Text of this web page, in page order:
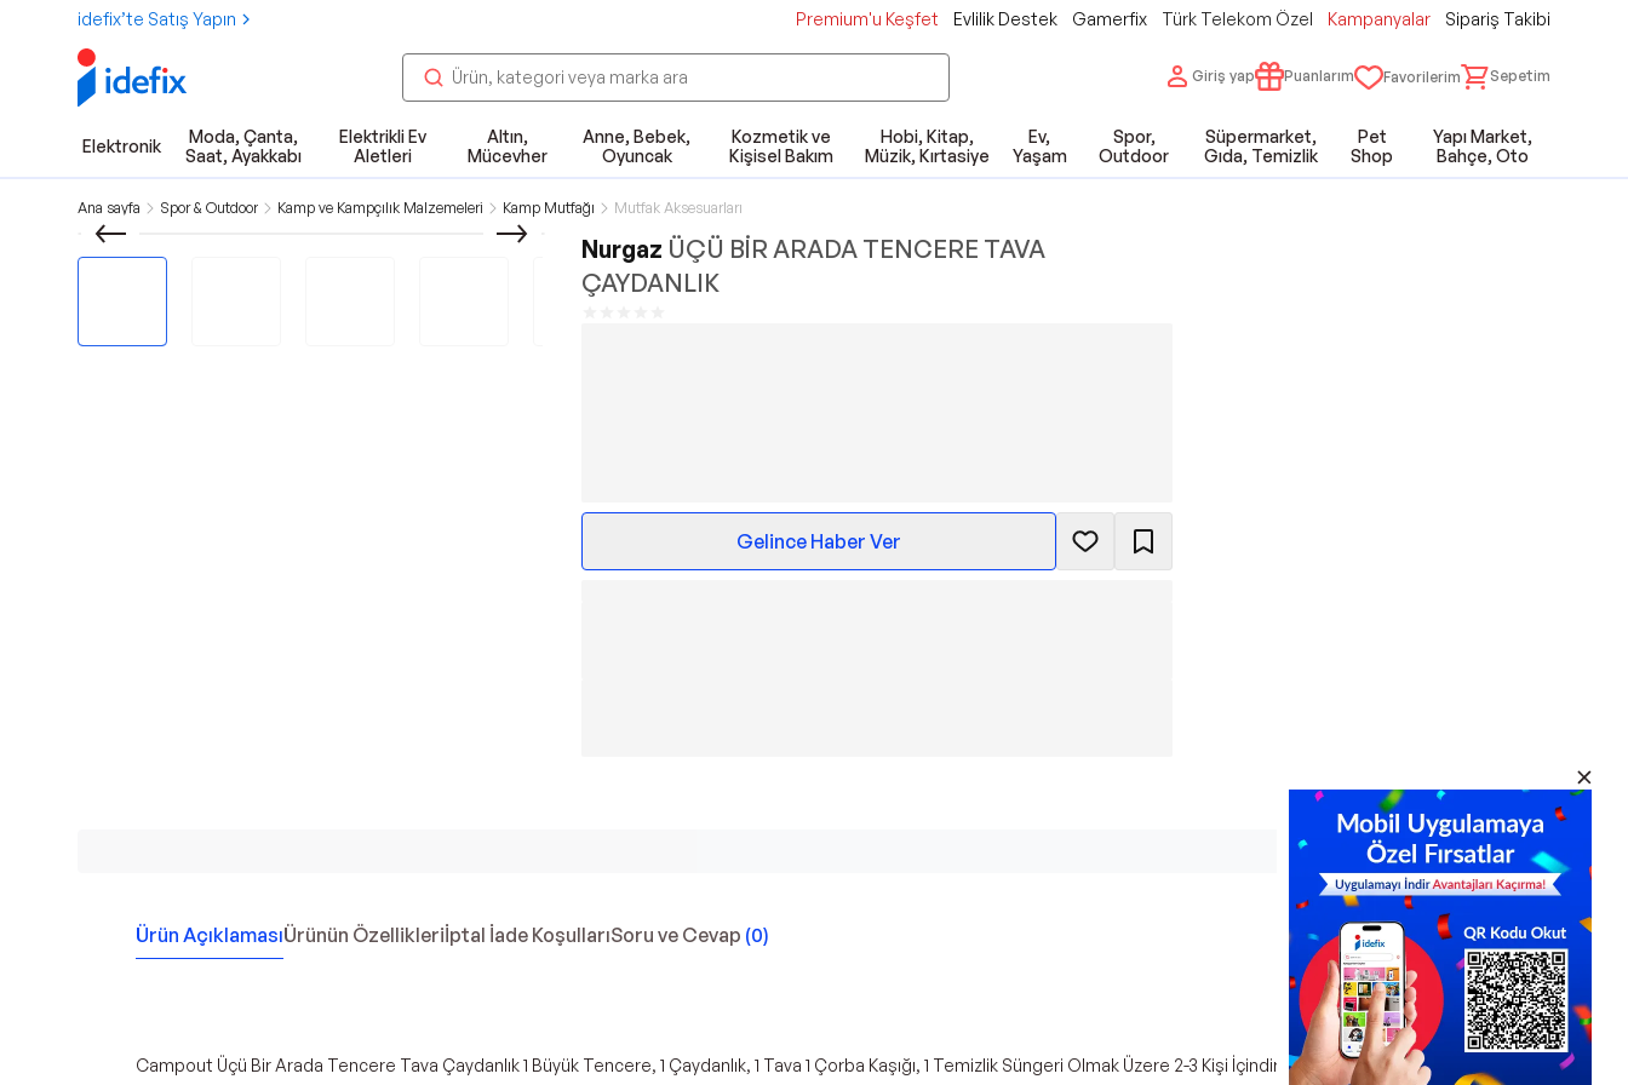
idefix’te Satış Yapın Premium'u Keşfet Evlilik Destek Gamerfix Türk Telekom Özel Kampanyalar Sipariş Takibi
Giriş yap Puanlarım Favorilerim Sepetim
Elektronik
Moda, Çanta,
Saat, Ayakkabı
Elektrikli Ev
Aletleri
Altın,
Mücevher
Anne, Bebek,
Oyuncak
Kozmetik ve
Kişisel Bakım
Hobi, Kitap,
Müzik, Kırtasiye
Ev,
Yaşam
Spor,
Outdoor
Süpermarket,
Gıda, Temizlik
Pet
Shop
Yapı Market,
Bahçe, Oto
Ana sayfa Spor & Outdoor Kamp ve Kampçılık Malzemeleri Kamp Mutfağı Mutfak Aksesuarları
Nurgaz ÜÇÜ BİR ARADA TENCERE TAVA
ÇAYDANLIK
Gelince Haber Ver
Ürün AçıklamasıÜrünün Özellikleriİptal İade KoşullarıSoru ve Cevap (0)
Campout Üçü Bir Arada Tencere Tava Çaydanlık 1 Büyük Tencere, 1 Çaydanlık, 1 Tava 1 Çorba Kaşığı, 1 Temizlik Süngeri Olmak Üzere 2-3 Kişi İçindir.